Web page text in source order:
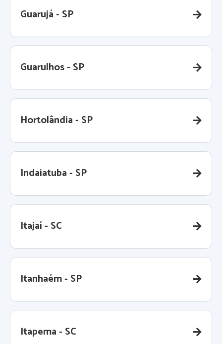
Guarujá - SP
Guarulhos - SP
Hortolândia - SP
Indaiatuba - SP
Itajaí - SC
Itanhaém - SP
Itapema - SC